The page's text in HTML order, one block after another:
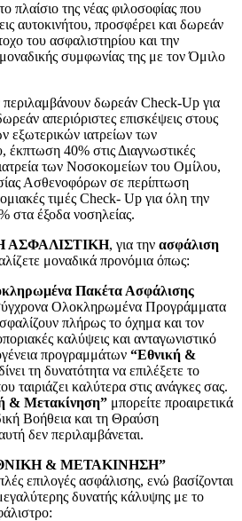
πλαίσιο της νέας φιλοσοφίας που
αυτοκινήτου, προσφέρει και δωρεάν
του ασφαλιστηρίου και την
συμφωνίας της με τον Όμιλο
δωρεάν Check-Up για
απεριόριστες επισκέψεις στους
εξωτερικών ιατρείων των
40% στις Διαγνωστικές
των Νοσοκομείων του Ομίλου,
Ασθενοφόρων σε περίπτωση
τιμές Check- Up για όλη την
στα έξοδα νοσηλείας.
ΑΣΦΑΛΙΣΤΙΚΗ, για την ασφάλιση
μοναδικά προνόμια όπως:
Πακέτα Ασφάλισης
Ολοκληρωμένα Προγράμματα
πλήρως το όχημα και τον
καλύψεις και ανταγωνιστικό
προγραμμάτων “Εθνική &
τη δυνατότητα να επιλέξετε το
ταιριάζει καλύτερα στις ανάγκες σας.
& Μετακίνηση” μπορείτε προαιρετικά
Βοήθεια και τη Θραύση
δεν περιλαμβάνεται.
& ΜΕΤΑΚΙΝΗΣΗ”
επιλογές ασφάλισης, ενώ βασίζονται
δυνατής κάλυψης με το